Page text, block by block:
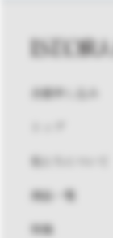
会員申し込み
私たちについて
商品一覧
特集